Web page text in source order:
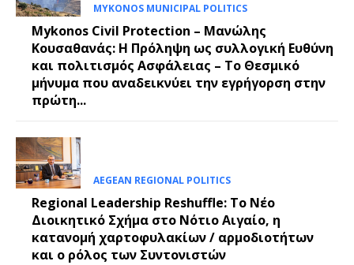
MYKONOS MUNICIPAL POLITICS
Mykonos Civil Protection – Μανώλης
Κουσαθανάς: Η Πρόληψη ως συλλογική Ευθύνη
και πολιτισμός Ασφάλειας – Το Θεσμικό
μήνυμα που αναδεικνύει την εγρήγορση στην
πρώτη...
AEGEAN REGIONAL POLITICS
Regional Leadership Reshuffle: Το Νέο
Διοικητικό Σχήμα στο Νότιο Αιγαίο, η
κατανομή χαρτοφυλακίων / αρμοδιοτήτων
και ο ρόλος των Συντονιστών